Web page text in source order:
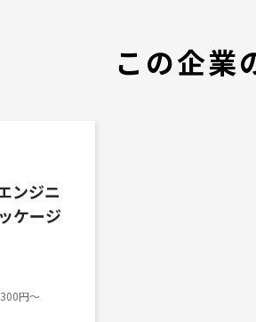
この企業
ンジニ
ケージ
円〜